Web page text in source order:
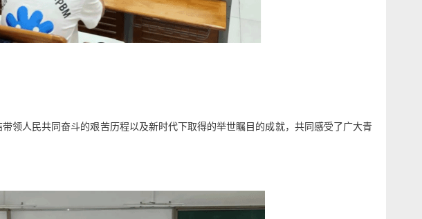
带领人民共同奋斗的艰苦历程以及新时代下取得的举世瞩目的成就， 共同感受了广大青